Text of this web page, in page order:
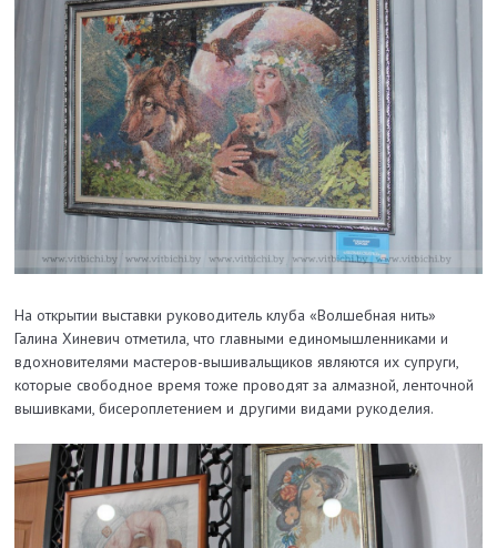
На открытии выставки руководитель клуба «Волшебная нить»
Галина Хиневич отметила, что главными единомышленниками и
вдохновителями мастеров-вышивальщиков являются их супруги,
которые свободное время тоже проводят за алмазной, ленточной
вышивками, бисероплетением и другими видами рукоделия.